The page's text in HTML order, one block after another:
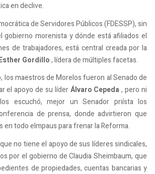
en declive.
de Servidores Públicos (FDESSP), sin
gobierno morenista y dónde está afiliados el
de trabajadores, está central creada por la
Gordillo, lídera de múltiples facetas.
los maestros de Morelos fueron al Senado de
el apoyo de su líderÁlvaro Cepeda , pero ni
escuchó, mejor un Senador priísta los
de prensa, donde advirtieron que
en todo elmpaus para frenar la Reforma.
no tiene el apoyo de sus líderes sindicales,
por el gobierno de Claudia Sheimbaum, que
de propiedades, cuentas bancarias y